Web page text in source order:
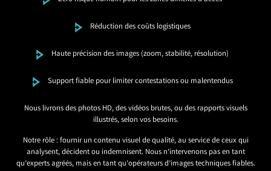
Réduction des coûts logistiques
Haute précision des images (zoom, stabilité, résolution)
Support fiable pour limiter contestations ou malentendus
Nous livrons des photos HD, des vidéos brutes, ou des rapports visuels
illustrés, selon vos besoins.
Notre rôle : fournir un contenu visuel de qualité, au service de ceux qui
analysent, décident ou indemnisent. Nous n’intervenons pas en tant
qu’experts agréés, mais en tant qu’opérateurs d’images techniques fiables.